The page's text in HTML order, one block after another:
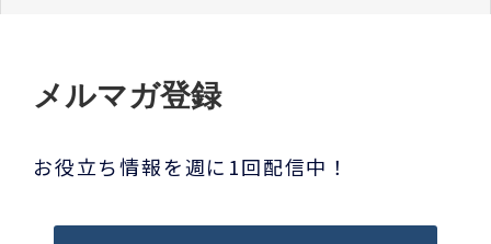
メルマガ登録
お役立ち情報を週に1回配信中！